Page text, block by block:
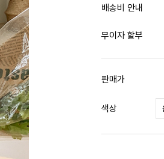
배송비 안내
무이자 할부
판매가
색상